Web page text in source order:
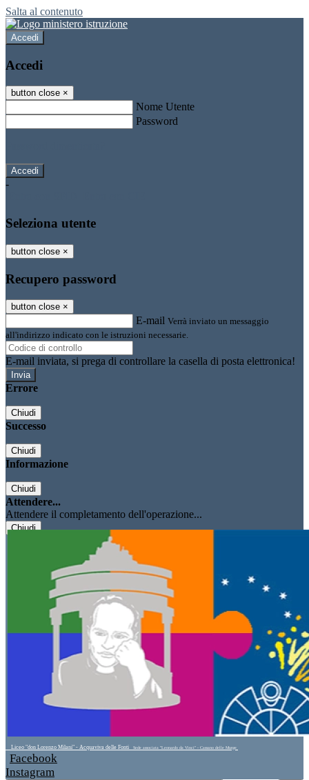
Salta al contenuto
Accedi
Accedi
button close ×
Nome Utente
Password
-
Seleziona utente
button close ×
Recupero password
button close ×
E-mail Verrà inviato un messaggio
all'indirizzo indicato con le istruzioni necessarie.
E-mail inviata, si prega di controllare la casella di posta elettronica!
Errore
Chiudi
Successo
Chiudi
Informazione
Chiudi
Attendere...
Attendere il completamento dell'operazione...
Chiudi
Liceo "don Lorenzo Milani" - Acquaviva delle Fonti Sede associata "Leonardo da Vinci" - Cassano delle Murge
Facebook
Instagram